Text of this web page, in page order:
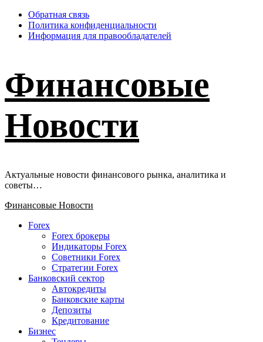
Перейти
содержимому
Обратная связь
Политика конфиденциальности
Информация для правообладателей
Финансовые
Новости
Актуальные новости финансового рынка, аналитика и
советы…
Основное
Финансовые Новости
Forex
Forex брокеры
Индикаторы Forex
Советники Forex
Стратегии Forex
Банковский сектор
Автокредиты
Банковские карты
Депозиты
Кредитование
Бизнес